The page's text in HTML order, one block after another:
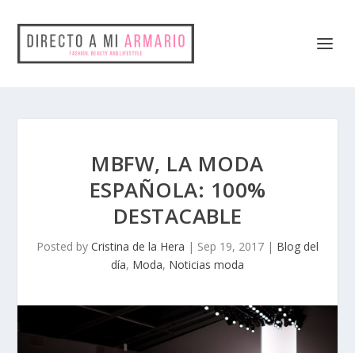
MBFW, LA MODA
ESPAÑOLA: 100%
DESTACABLE
Posted by Cristina de la Hera | Sep 19, 2017 | Blog del
día, Moda, Noticias moda